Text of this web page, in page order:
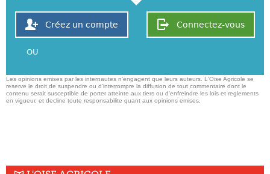
Connectez-vous
Créez un compte
OU
Les opinions emises par les internautes n'engagent que leurs auteurs. L'Oise Agricole se
reserve le droit de suspendre ou d'interrompre la diffusion de tout commentaire dont le
contenu serait susceptible de porter atteinte aux tiers ou d'enfreindre les lois et reglements
en vigueur, et decline toute responsabilite quant aux opinions emises,